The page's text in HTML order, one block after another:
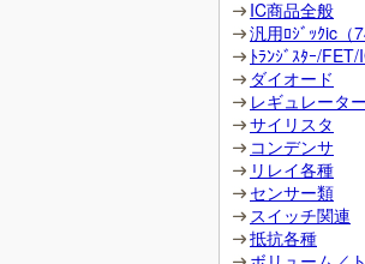
IC商品全般
汎用ﾛｼﾞｯｸic（
ﾄﾗﾝｼﾞｽﾀｰ/
ダイオード
レギュレーター
サイリスタ
コンデンサ
リレイ各種
センサー類
スイッチ関連
抵抗各種